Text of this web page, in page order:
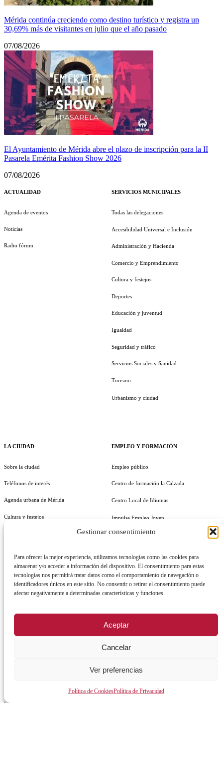
Gestionar consentimiento
Para ofrecer la mejor experiencia, utilizamos tecnologías como las cookies para
almacenar y/o acceder a información del dispositivo. El consentimiento para estas
tecnologías nos permitirá tratar datos como el comportamiento de navegación o
identificadores únicos en este sitio. No consentir o retirar el consentimiento puede
afectar negativamente a determinadas características y funciones.
Aceptar
Cancelar
Ver preferencias
Política de CookiesPolítica de Privacidad
Mérida continúa creciendo como destino turístico y registra un
30,69% más de visitantes en julio que el año pasado
07/08/2026
El Ayuntamiento de Mérida abre el plazo de inscripción para la II
Pasarela Emérita Fashion Show 2026
07/08/2026
ACTUALIDAD
Agenda de eventos
Noticias
Radio fórum
LA CIUDAD
Sobre la ciudad
Teléfonos de interés
Agenda urbana de Mérida
Cultura y festejos
AYUNTAMIENTO
Normativa y documentación
Identidad Corporativa
SERVICIOS MUNICIPALES
Todas las delegaciones
Accesibilidad Universal e Inclusión
Administración y Hacienda
Comercio y Emprendimiento
Cultura y festejos
Deportes
Educación y juventud
Igualdad
Seguridad y tráfico
Servicios Sociales y Sanidad
Turismo
Urbanismo y ciudad
EMPLEO Y FORMACIÓN
Empleo público
Centro de formación la Calzada
Centro Local de Idiomas
Impulsa Empleo Joven
Generación IN Empleo
Cursos y Actividades